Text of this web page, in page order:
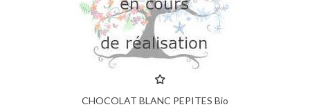
CHOCOLAT BLANC PEPITES Bio